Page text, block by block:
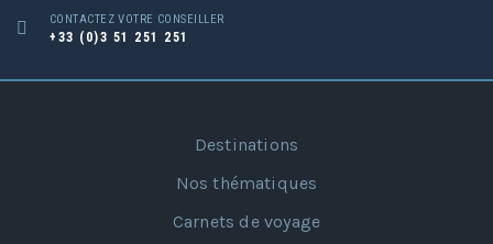
CONTACTEZ VOTRE CONSEILLER
+33 (0)3 51 251 251
Destinations
Nos thématiques
Carnets de voyage